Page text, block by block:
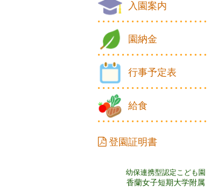
入園案内
園納金
行事予定表
給食
登園証明書
幼保連携型認定こども園
香蘭女子短期大学附属